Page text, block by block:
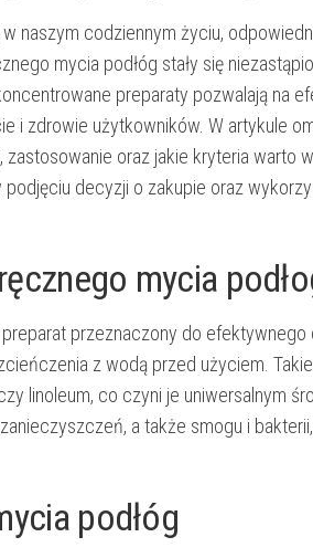
naszym codziennym życiu,
mycia podłóg stały się
preparaty pozwalają na
i zdrowie użytkowników. W artykule
oraz jakie kryteria warto
decyzji o zakupie oraz
mycia
przeznaczony do
z wodą przed użyciem.
linoleum, co czyni je uniwersalnym
a także smogu i
podłóg